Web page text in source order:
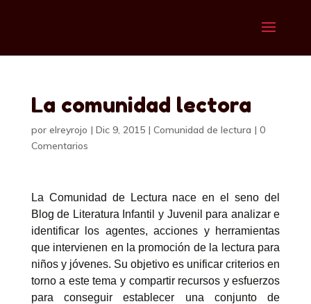
La comunidad lectora
por elreyrojo | Dic 9, 2015| Comunidad de lectura | 0
Comentarios
La Comunidad de Lectura nace en el seno del
Blog de Literatura Infantil y Juvenil para analizar e
identificar los agentes, acciones y herramientas
que intervienen en la promoción de la lectura para
niños y jóvenes. Su objetivo es unificar criterios en
torno a este tema y compartir recursos y esfuerzos
para conseguir establecer una conjunto de